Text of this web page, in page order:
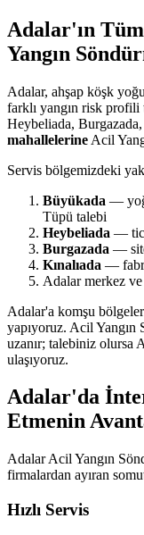
Adalar'ın
Yangın
Adalar, ahşap köşk
farklı yangın risk profili
Heybeliada, Burgazada,
mahallelerine Acil
Servis bölgemizdeki
Büyükada —
Tüpü talebi
Heybeliada —
Burgazada —
Kınalıada —
Adalar merkez
Adalar'a komşu
yapıyoruz. Acil Yangın
uzanır; talebiniz olursa
ulaşıyoruz.
Adalar'da
Etmenin
Adalar Acil Yangın
firmalardan ayıran
Hızlı Servis